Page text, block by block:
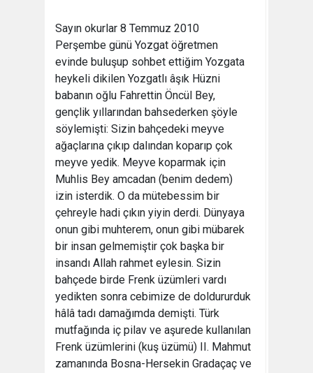
Sayın okurlar 8 Temmuz 2010
Perşembe günü Yozgat öğretmen
evinde buluşup sohbet ettiğim Yozgata
heykeli dikilen Yozgatlı âşık Hüzni
babanın oğlu Fahrettin Öncül Bey,
gençlik yıllarından bahsederken şöyle
söylemişti: Sizin bahçedeki meyve
ağaçlarına çıkıp dalından koparıp çok
meyve yedik. Meyve koparmak için
Muhlis Bey amcadan (benim dedem)
izin isterdik. O da mütebessim bir
çehreyle hadi çıkın yiyin derdi. Dünyaya
onun gibi muhterem, onun gibi mübarek
bir insan gelmemiştir çok başka bir
insandı Allah rahmet eylesin. Sizin
bahçede birde Frenk üzümleri vardı
yedikten sonra cebimize de doldururduk
hâlâ tadı damağımda demişti. Türk
mutfağında iç pilav ve aşurede kullanılan
Frenk üzümlerini (kuş üzümü) II. Mahmut
zamanında Bosna-Hersekin Gradaçaç ve